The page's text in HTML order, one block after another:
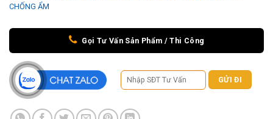
CHỐNG ẨM
Gọi Tư Vấn Sản Phẩm / Thi Công